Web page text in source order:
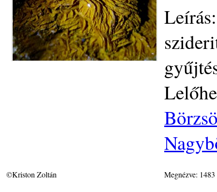
©Kriston Zoltán Megnézve: